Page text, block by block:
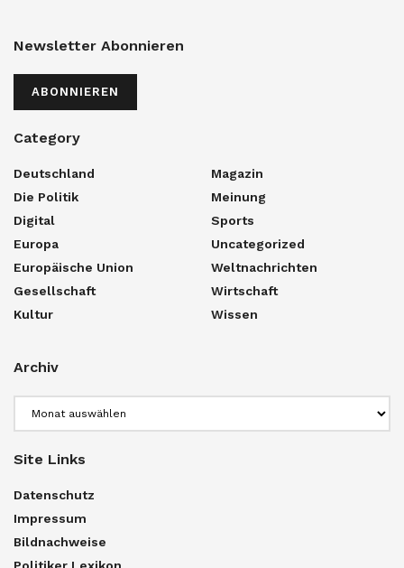
Newsletter Abonnieren
ABONNIEREN
Category
Deutschland
Die Politik
Digital
Europa
Europäische Union
Gesellschaft
Kultur
Magazin
Meinung
Sports
Uncategorized
Weltnachrichten
Wirtschaft
Wissen
Archiv
Site Links
Datenschutz
Impressum
Bildnachweise
Politiker Lexikon